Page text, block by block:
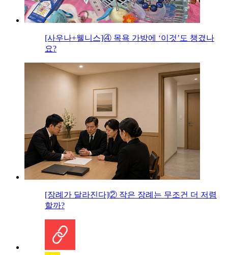
[사우나+웰니스]④ 목욕 가방에 ‘이것’도 챙겼나
요?
[장례가 달라진다]② 작은 장례는 무조건 더 저렴
할까?